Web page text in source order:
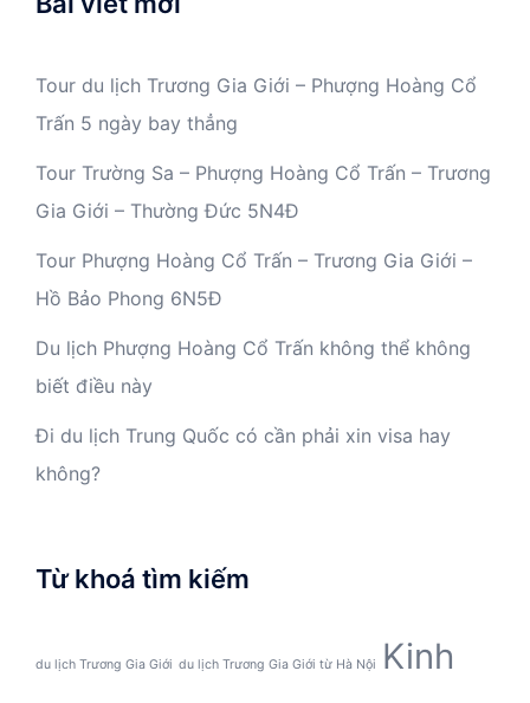
Tour du lịch Trương Gia Giới – Phượng Hoàng Cổ
Trấn 5 ngày bay thẳng
Tour Trường Sa – Phượng Hoàng Cổ Trấn – Trương
Gia Giới – Thường Đức 5N4Đ
Tour Phượng Hoàng Cổ Trấn – Trương Gia Giới –
Hồ Bảo Phong 6N5Đ
Du lịch Phượng Hoàng Cổ Trấn không thể không
biết điều này
Đi du lịch Trung Quốc có cần phải xin visa hay
không?
Từ khoá tìm kiếm
du lịch Trương Gia Giới du lịch Trương Gia Giới từ Hà Nội
Kinh